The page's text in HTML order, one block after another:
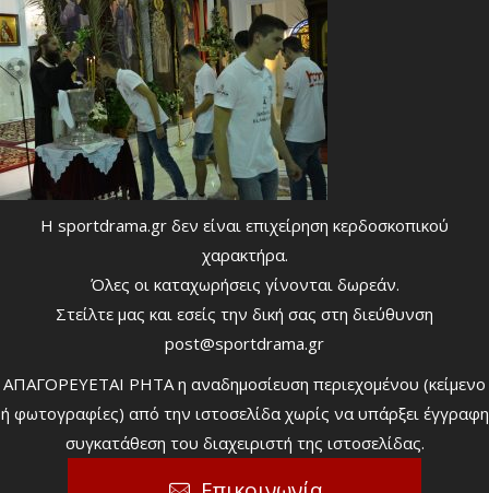
Η sportdrama.gr δεν είναι επιχείρηση κερδοσκοπικού
χαρακτήρα.
Όλες οι καταχωρήσεις γίνονται δωρεάν.
Στείλτε μας και εσείς την δική σας στη διεύθυνση
post@sportdrama.gr
ΑΠΑΓΟΡΕΥΕΤΑΙ ΡΗΤΑ η αναδημοσίευση περιεχομένου (κείμενο
ή φωτογραφίες) από την ιστοσελίδα χωρίς να υπάρξει έγγραφη
συγκατάθεση του διαχειριστή της ιστοσελίδας.